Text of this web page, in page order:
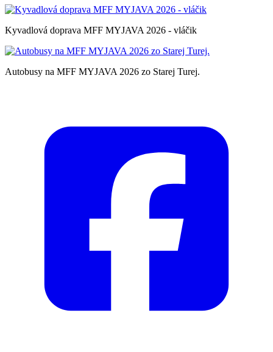
Kyvadlová doprava MFF MYJAVA 2026 - vláčik
Autobusy na MFF MYJAVA 2026 zo Starej Turej.